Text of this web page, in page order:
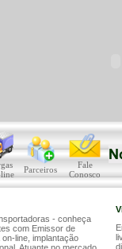
Parceiros
Fale
Conosco
Confira !!!